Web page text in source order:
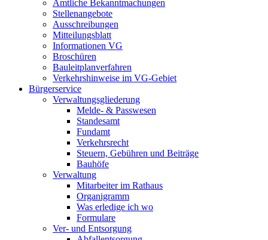
Amtliche Bekanntmachungen
Stellenangebote
Ausschreibungen
Mitteilungsblatt
Informationen VG
Broschüren
Bauleitplanverfahren
Verkehrshinweise im VG-Gebiet
Bürgerservice
Verwaltungsgliederung
Melde- & Passwesen
Standesamt
Fundamt
Verkehrsrecht
Steuern, Gebühren und Beiträge
Bauhöfe
Verwaltung
Mitarbeiter im Rathaus
Organigramm
Was erledige ich wo
Formulare
Ver- und Entsorgung